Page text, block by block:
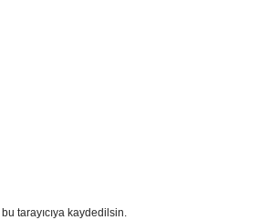
tarayıcıya kaydedilsin.